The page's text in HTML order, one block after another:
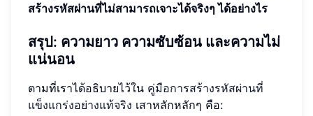
สร้างรหัสผ่านที่ไม่สามารถเจาะได้จริงๆ ได้อย่างไร
สรุป: ความยาว ความซับซ้อน และความไม่
แน่นอน
ตามที่เราได้อธิบายไว้ใน คู่มือการสร้างรหัสผ่านที่
แข็งแกร่งอย่างแท้จริง เสาหลักหลักๆ คือ: